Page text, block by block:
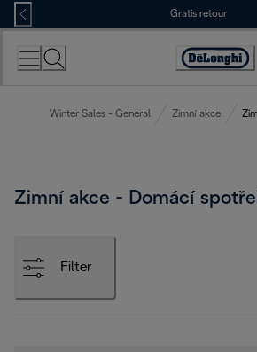
Skip
to
Content
Gratis retour
Accessibility
Winter Sales - General Zimní akce
Zimní akce - Domácí
Filter